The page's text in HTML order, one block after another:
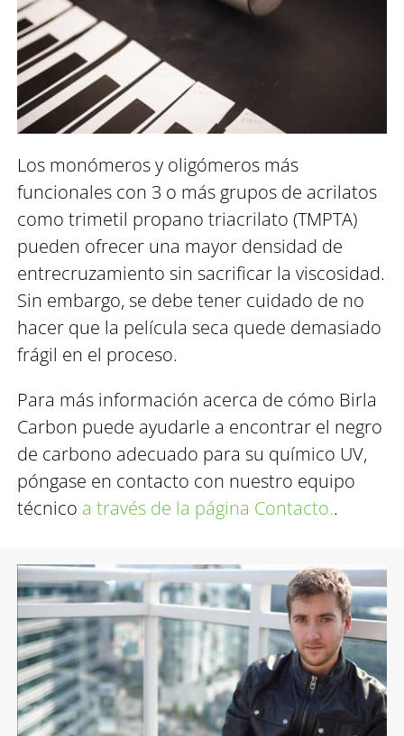
Los monómeros y oligómeros más
funcionales con 3 o más grupos de acrilatos
como trimetil propano triacrilato (TMPTA)
pueden ofrecer una mayor densidad de
entrecruzamiento sin sacrificar la viscosidad.
Sin embargo, se debe tener cuidado de no
hacer que la película seca quede demasiado
frágil en el proceso.
Para más información acerca de cómo Birla
Carbon puede ayudarle a encontrar el negro
de carbono adecuado para su químico UV,
póngase en contacto con nuestro equipo
técnico a través de la página Contacto..